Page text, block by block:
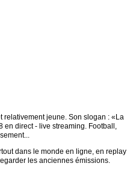
relativement jeune. Son slogan : «La
direct - live streaming. Football,
dans le monde en ligne, en replay
les anciennes émissions.